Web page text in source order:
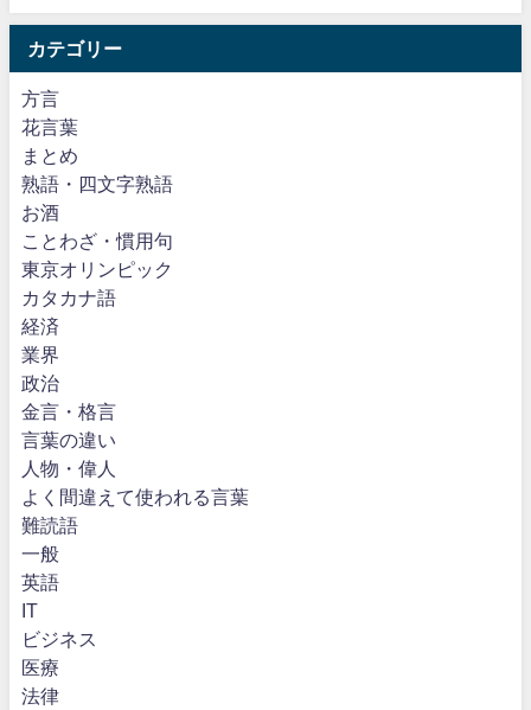
カテゴリー
方言
花言葉
まとめ
熟語・四文字熟語
お酒
ことわざ・慣用句
東京オリンピック
カタカナ語
経済
業界
政治
金言・格言
言葉の違い
人物・偉人
よく間違えて使われる言葉
難読語
一般
英語
IT
ビジネス
医療
法律